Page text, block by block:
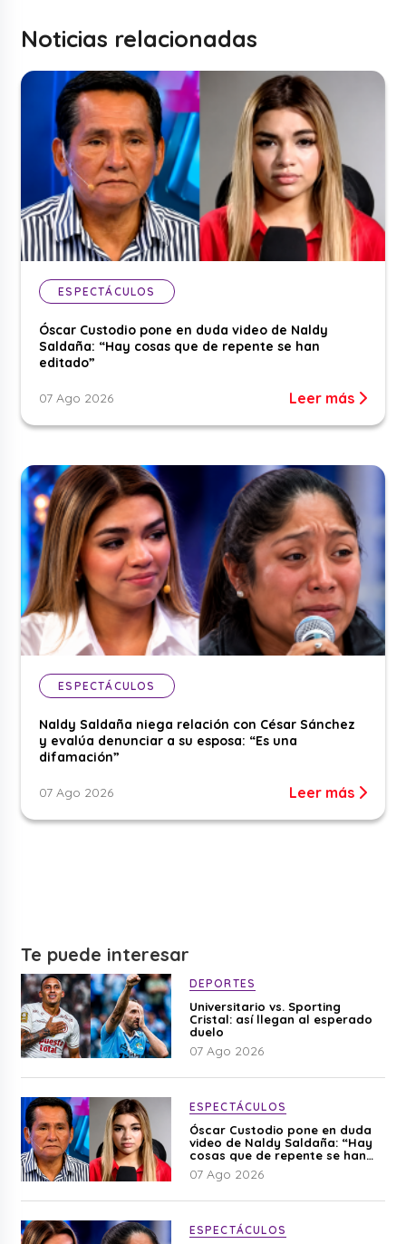
Noticias relacionadas
ESPECTÁCULOS
Óscar Custodio pone en duda video de Naldy
Saldaña: “Hay cosas que de repente se han
editado”
07 Ago 2026 Leer más
ESPECTÁCULOS
Naldy Saldaña niega relación con César Sánchez
y evalúa denunciar a su esposa: “Es una
difamación”
07 Ago 2026 Leer más
Te puede interesar
DEPORTES
Universitario vs. Sporting
Cristal: así llegan al esperado
duelo
07 Ago 2026
ESPECTÁCULOS
Óscar Custodio pone en duda
video de Naldy Saldaña: “Hay
cosas que de repente se han
editado”
07 Ago 2026
ESPECTÁCULOS